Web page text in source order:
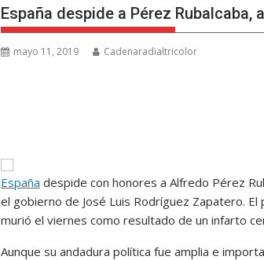
España despide a Pérez Rubalcaba,
mayo 11, 2019 Cadenaradialtricolor
España despide con honores a Alfredo Pérez
el gobierno de José Luis Rodríguez Zapatero.
murió el viernes como resultado de un infarto
Aunque su andadura política fue amplia e